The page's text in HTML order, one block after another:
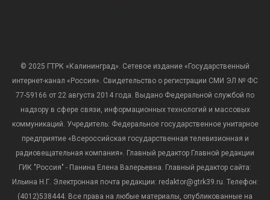
© 2025 ГТРК «Калининград». Сетевое издание «Государственный
интернет-канал «Россия». Свидетельство о регистрации СМИ ЭЛ № ФС
77-59166 от 22 августа 2014 года. Выдано Федеральной службой по
надзору в сфере связи, информационных технологий и массовых
коммуникаций. Учредитель: Федеральное государственное унитарное
предприятие «Всероссийская государственная телевизионная и
радиовещательная компания». Главный редактор Главной редакции
ГИК "Россия" - Панина Елена Валерьевна. Главный редактор сайта:
Ильина Н.Г. Электронная почта редакции: redaktor@gtrk39.ru. Телефон:
(4012)538444. Все права на любые материалы, опубликованные на